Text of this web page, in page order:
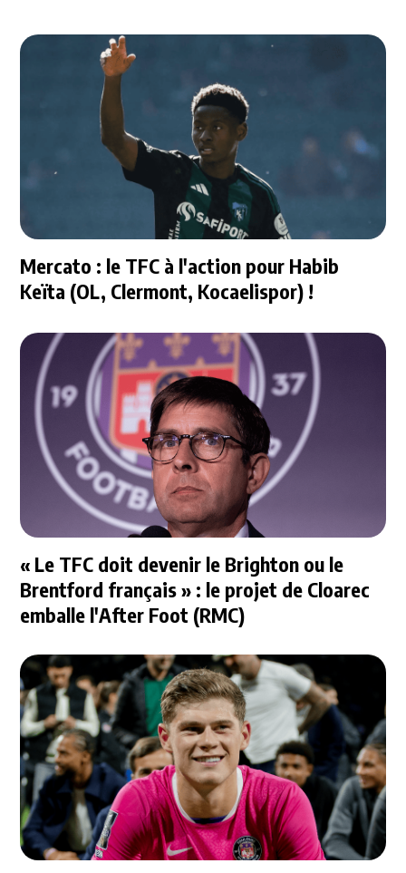
Mercato : le TFC à l'action pour Habib
Keïta (OL, Clermont, Kocaelispor) !
« Le TFC doit devenir le Brighton ou le
Brentford français » : le projet de Cloarec
emballe l'After Foot (RMC)